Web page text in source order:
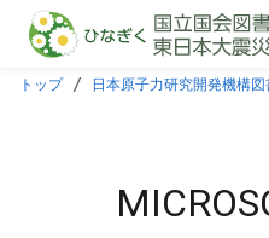
本文に飛ぶ
トップ 日本原子力研究開発機構